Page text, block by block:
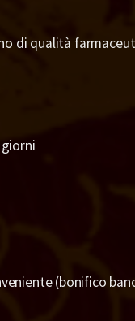
di qualità
(bonifico